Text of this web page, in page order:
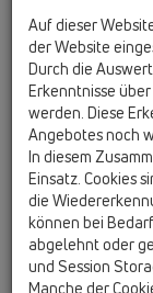
Auf dieser
der Website
Durch die
Erkenntnisse
werden. Diese
Angebotes noch
In diesem
Einsatz. Cookies
die
können bei
abgelehnt oder
und Session
Manche der